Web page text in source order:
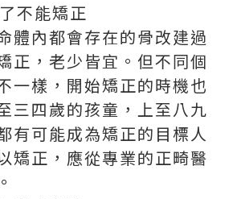
不能矯正
體內都會存在的骨改建過
正，老少皆宜。但不同個
一樣，開始矯正的時機也
三四歲的孩童，上至八九
有可能成為矯正的目標人
矯正，應從專業的正畸醫